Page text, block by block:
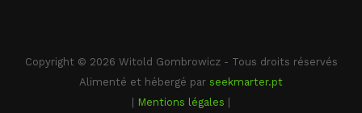
Copyright © 2026 Witold Gombrowicz - Tous droits réservés
Alimenté et hébergé par seekmarter.pt
Mentions légales